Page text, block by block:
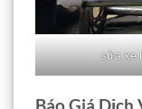
sửa xe